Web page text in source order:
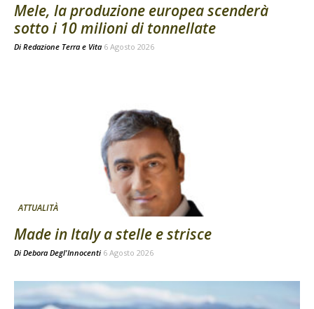
Mele, la produzione europea scenderà
sotto i 10 milioni di tonnellate
Di Redazione Terra e Vita 6 Agosto 2026
ATTUALITÀ
Made in Italy a stelle e strisce
Di Debora Degl'Innocenti 6 Agosto 2026